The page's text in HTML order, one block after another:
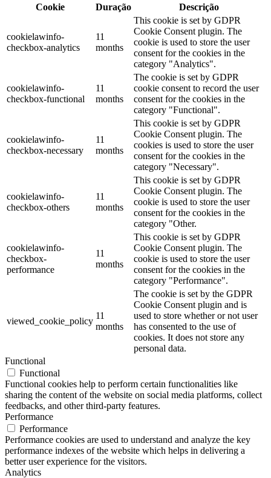
Cookie
Duração Descrição
cookielawinfo-
checkbox-analytics
11
months
This cookie is set by GDPR
Cookie Consent plugin. The
cookie is used to store the user
consent for the cookies in the
category "Analytics".
cookielawinfo-
checkbox-functional
11
months
The cookie is set by GDPR
cookie consent to record the user
consent for the cookies in the
category "Functional".
cookielawinfo-
checkbox-necessary
11
months
This cookie is set by GDPR
Cookie Consent plugin. The
cookies is used to store the user
consent for the cookies in the
category "Necessary".
cookielawinfo-
checkbox-others
11
months
This cookie is set by GDPR
Cookie Consent plugin. The
cookie is used to store the user
consent for the cookies in the
category "Other.
cookielawinfo-
checkbox-
performance
11
months
This cookie is set by GDPR
Cookie Consent plugin. The
cookie is used to store the user
consent for the cookies in the
category "Performance".
viewed_cookie_policy
11
months
The cookie is set by the GDPR
Cookie Consent plugin and is
used to store whether or not user
has consented to the use of
cookies. It does not store any
personal data.
Functional
Functional
Functional cookies help to perform certain functionalities like
sharing the content of the website on social media platforms, collect
feedbacks, and other third-party features.
Performance
Performance
Performance cookies are used to understand and analyze the key
performance indexes of the website which helps in delivering a
better user experience for the visitors.
Analytics